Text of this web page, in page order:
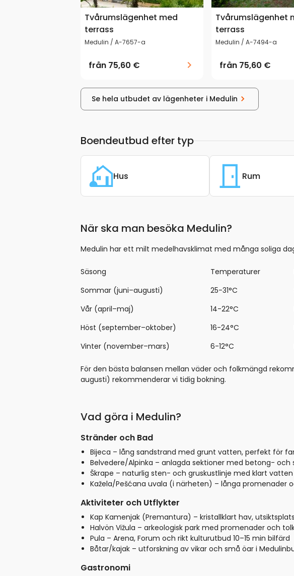
Tvårumslägenhet med
terrass
Medulin / A-7657-a
från 75,60 €
Tvårumslägenhet
terrass
Medulin / A-7494-a
från 75,60 €
Se hela utbudet av lägenheter i Medulin
Boendeutbud efter typ
Hus Rum
När ska man besöka Medulin?
Medulin har ett milt medelhavsklimat med många soliga
Säsong Temperaturer
Sommar (juni–augusti)
25-31°C
Vår (april–maj)
14-22°C
Höst (september–oktober)
16-24°C
Vinter (november–mars)
6-12°C
För den bästa balansen mellan väder och folkmängd
augusti) rekommenderar vi tidig bokning.
Vad göra i Medulin?
Stränder och Bad
Bijeca – lång sandstrand med grunt vatten, perfekt för
Belvedere/Alpinka – anlagda sektioner med betong-
Škrape – naturlig sten- och gruskustlinje med klart vatten
Kažela/Pešćana uvala (i närheten) – långa promenader
Aktiviteter och Utflykter
Kap Kamenjak (Premantura) – kristallklart hav,
Halvön Vižula – arkeologisk park med promenader och
Pula – Arena, Forum och rikt kulturutbud 10–15 min bilfärd
Båtar/kajak – utforskning av vikar och små öar i
Gastronomi